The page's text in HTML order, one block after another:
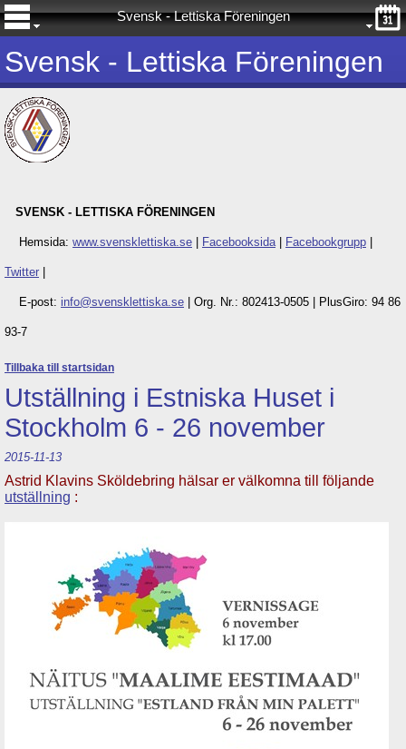
Svensk - Lettiska Föreningen
Svensk - Lettiska Föreningen
SVENSK - LETTISKA FÖRENINGEN
Hemsida: www.svensklettiska.se Facebooksida| Facebookgrupp
Twitter
E-post: info@svensklettiska.se Org. Nr.: 802413-0505 | PlusGiro: 94 86
93-7
Tillbaka till startsidan
Utställning i Estniska Huset i
Stockholm 6 - 26 november
2015-11-13
Astrid Klavins Sköldebring hälsar er välkomna till följande
utställning :